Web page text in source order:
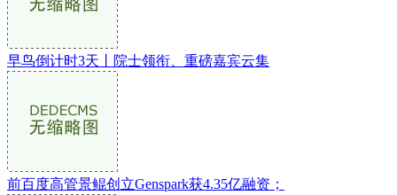
早鸟倒计时3天丨院士领衔、重磅嘉宾云集
前百度高管景鲲创立Genspark获4.35亿融资；